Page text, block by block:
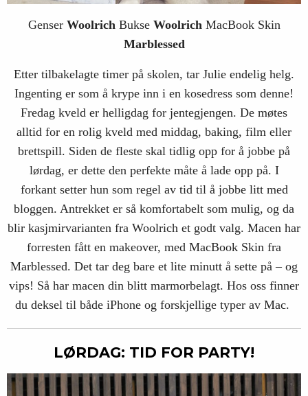
Genser WoolrichBukse WoolrichMacBook Skin
Marblessed
Etter tilbakelagte timer på skolen, tar Julie endelig helg.
Ingenting er som å krype inn i en kosedress som denne!
Fredag kveld er helligdag for jentegjengen. De møtes
alltid for en rolig kveld med middag, baking, film eller
brettspill. Siden de fleste skal tidlig opp for å jobbe på
lørdag, er dette den perfekte måte å lade opp på. I
forkant setter hun som regel av tid til å jobbe litt med
bloggen. Antrekket er så komfortabelt som mulig, og da
blir kasjmirvarianten fra Woolrich et godt valg. Macen har
forresten fått en makeover, med MacBook Skin fra
Marblessed. Det tar deg bare et lite minutt å sette på – og
vips! Så har macen din blitt marmorbelagt. Hos oss finner
du deksel til både iPhone og forskjellige typer av Mac.
LØRDAG: TID FOR PARTY!